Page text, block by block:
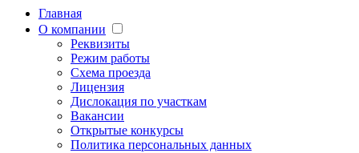
Главная
О компании
Реквизиты
Режим работы
Схема проезда
Лицензия
Дислокация по участкам
Вакансии
Открытые конкурсы
Политика персональных данных